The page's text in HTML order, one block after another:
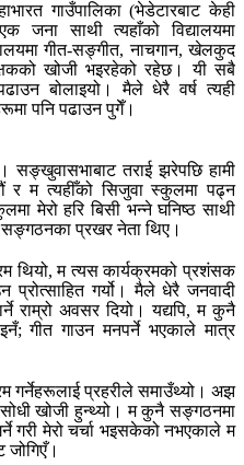
गाउँपालिका (भेडेटारबाट केही
जना साथी त्यहाँको विद्यालयमा
गीत-सङ्गीत, नाचगान, खेलकुद
खोजी भइरहेको रहेछ। यी सबै
बोलाइयो। मैले धेरै वर्ष त्यही
पनि पढाउन पुगेँ।
सङ्खुवासभाबाट तराई झरेपछि हामी
र म त्यहीँको सिजुवा स्कुलमा पढ्न
मेरो हरि बिसी भन्ने घनिष्ठ साथी
सङ्गठनका प्रखर नेता थिए।
थियो, म त्यस कार्यक्रमको प्रशंसक
गर्यो। मैले धेरै जनवादी
राम्रो अवसर दियो। यद्यपि, म कुनै
गीत गाउन मनपर्ने भएकाले मात्र
गर्नेहरूलाई प्रहरीले समाउँथ्यो। अझ
खोजी हुन्थ्यो। म कुनै सङ्गठनमा
गरी मेरो चर्चा भइसकेको नभएकाले म
जोगिएँ।